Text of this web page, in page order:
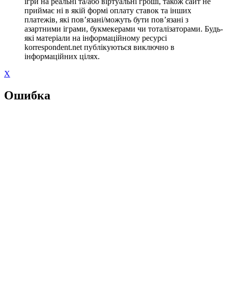
приймає ні в якій формі оплату ставок та інших
платежів, які пов’язані/можуть бути пов’язані з
азартними іграми, букмекерами чи тоталізаторами. Будь-
які матеріали на інформаційному ресурсі
korrespondent.net публікуються виключно в
інформаційних цілях.
X
Ошибка